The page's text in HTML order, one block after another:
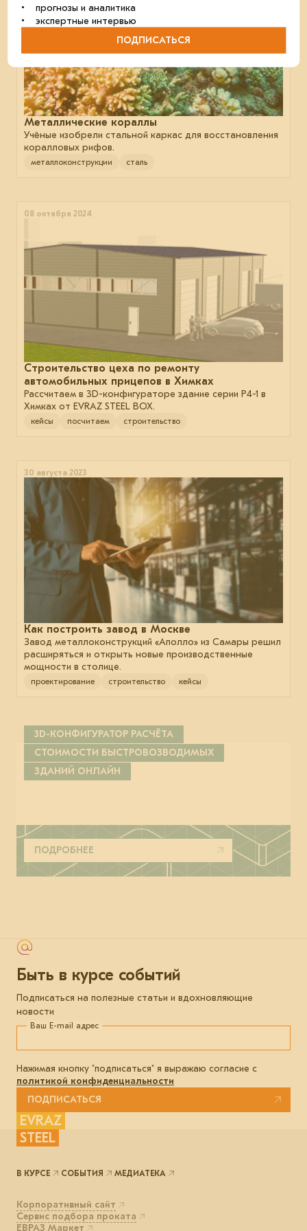
Металлические кораллы
Учёные изобрели стальной каркас для восстановления
коралловых рифов.
металлоконструкции сталь
08 октября 2024
Строительство цеха по ремонту
автомобильных прицепов в Химках
Рассчитаем в 3D-конфигураторе здание серии P4-1 в
Химках от EVRAZ STEEL BOX.
кейсы посчитаем строительство
30 августа 2023
Как построить завод в Москве
Завод металлоконструкций «Аполло» из Самары решил
расширяться и открыть новые производственные
мощности в столице.
проектирование строительство кейсы
3D-КОНФИГУРАТОР РАСЧЁТА
СТОИМОСТИ БЫСТРОВОЗВОДИМЫХ
ЗДАНИЙ ОНЛАЙН
ПОДРОБНЕЕ
Быть в курсе событий
Подписаться на полезные статьи и вдохновляющие
новости
Ваш E-mail адрес
Нажимая кнопку "подписаться" я выражаю согласие с
политикой конфиденциальности
ПОДПИСАТЬСЯ
EVRAZ
STEEL
Корпоративный сайт
Сервис подбора проката
ЕВРАЗ Маркет
В КУРСЕ СОБЫТИЯ МЕДИАТЕКА
• прогнозы и аналитика
• экспертные интервью
ПОДПИСАТЬСЯ